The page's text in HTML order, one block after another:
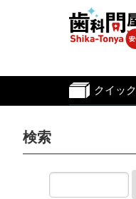
クイック
検索